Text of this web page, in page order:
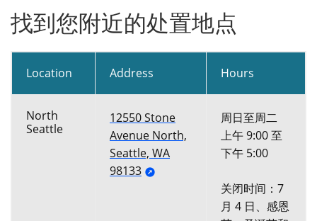
找到您附近的处置地点
Location Address Hours
North
Seattle
12550 Stone
Avenue North,
Seattle, WA
98133
周日至周二
上午 9:00 至
下午 5:00
关闭时间：7
月 4 日、感恩